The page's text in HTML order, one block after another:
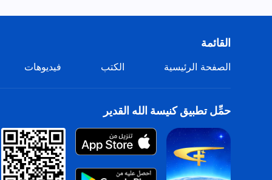
القائمة
الصفحة الرئيسية الكتب فيديوهات
حمِّل تطبيق كنيسة الله القدير